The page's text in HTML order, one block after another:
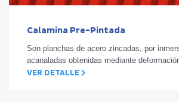
Calamina Pre-Pintada
Son planchas de acero zincadas, por
acanaladas obtenidas mediante
VER DETALLE